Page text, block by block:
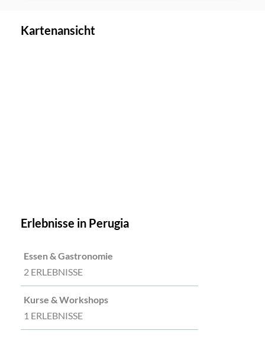
Kartenansicht
Erlebnisse in Perugia
Essen & Gastronomie
2 ERLEBNISSE
Kurse & Workshops
1 ERLEBNISSE